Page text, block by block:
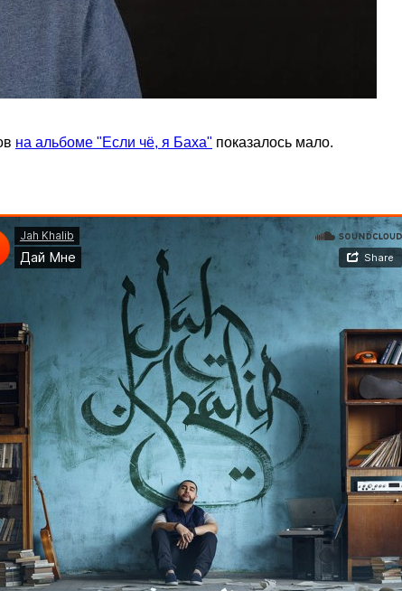
на альбоме "Если чё, я Баха" показалось мало.